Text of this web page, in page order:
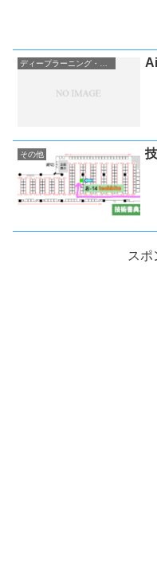
ディープラーニング・AI関連
その他
スポ